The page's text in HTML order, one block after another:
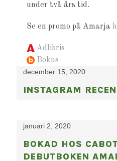
under två års tid.
Se en promo på Amarja
Adlibris
Bokus
december 15, 2020
INSTAGRAM
januari 2, 2020
BOKAD HOS
DEBUTBOKEN